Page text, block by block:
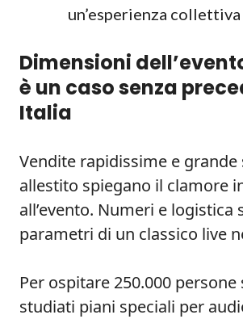
un’esperienza
Dimensioni
è un caso senza
Italia
Vendite rapidissime e grande
allestito spiegano il clamore
all’evento. Numeri e logistica
parametri di un classico live
Per ospitare 250.000
studiati piani speciali per